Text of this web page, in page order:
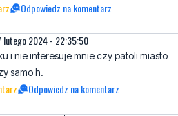
i nie interesuje mnie czy patoli miasto
Odpowiedz na komentarz
haha
czy coś ciebie interesuje czy nie.